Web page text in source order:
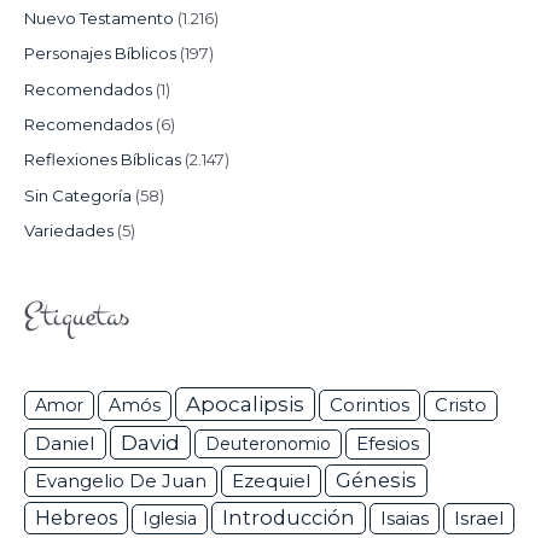
Nuevo Testamento (1.216)
Personajes Bíblicos (197)
Recomendados (1)
Recomendados (6)
Reflexiones Bíblicas (2.147)
Sin Categoría (58)
Variedades (5)
Etiquetas
Amor Amós Apocalipsis Corintios Cristo
Daniel David Deuteronomio Efesios
Evangelio De Juan Ezequiel
Génesis
Hebreos
Iglesia Introducción Isaias Israel